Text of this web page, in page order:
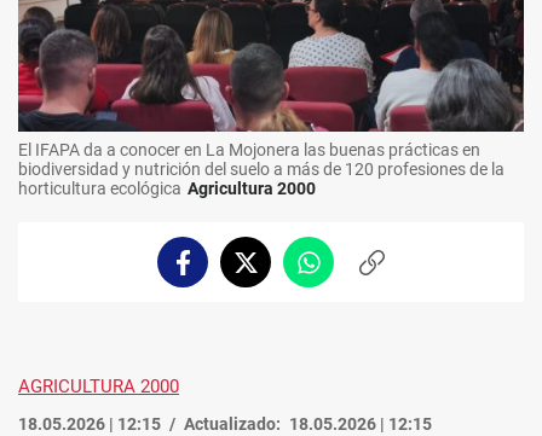
El IFAPA da a conocer en La Mojonera las buenas prácticas en
biodiversidad y nutrición del suelo a más de 120 profesiones de la
horticultura ecológica Agricultura 2000
FacebookTwitterWhatsappCopiar
AGRICULTURA 2000
18.05.2026 | 12:15 Actualizado: 18.05.2026 | 12:15